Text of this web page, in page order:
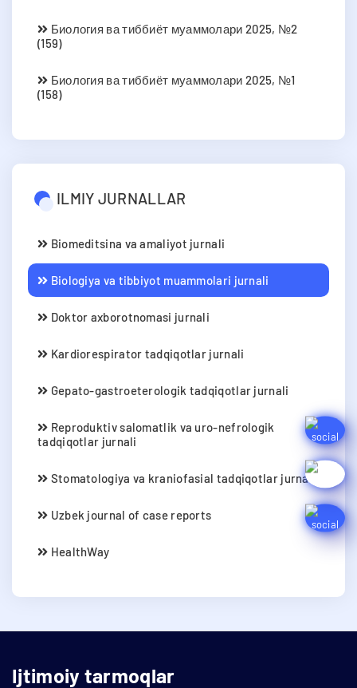
Биология ва тиббиёт муаммолари 2025, №2
(159)
Биология ва тиббиёт муаммолари 2025, №1
(158)
ILMIY JURNALLAR
Biomeditsina va amaliyot jurnali
Biologiya va tibbiyot muammolari jurnali
Doktor axborotnomasi jurnali
Kardiorespirator tadqiqotlar jurnali
Gepato-gastroeterologik tadqiqotlar jurnali
Reproduktiv salomatlik va uro-nefrologik
tadqiqotlar jurnali
Stomatologiya va kraniofasial tadqiqotlar jurnali
Uzbek journal of case reports
HealthWay
Ijtimoiy tarmoqlar